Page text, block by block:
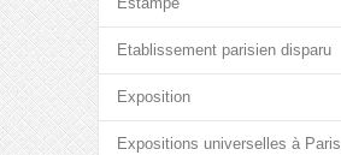
Etablissement parisien disparu
Exposition
Expositions universelles à Paris